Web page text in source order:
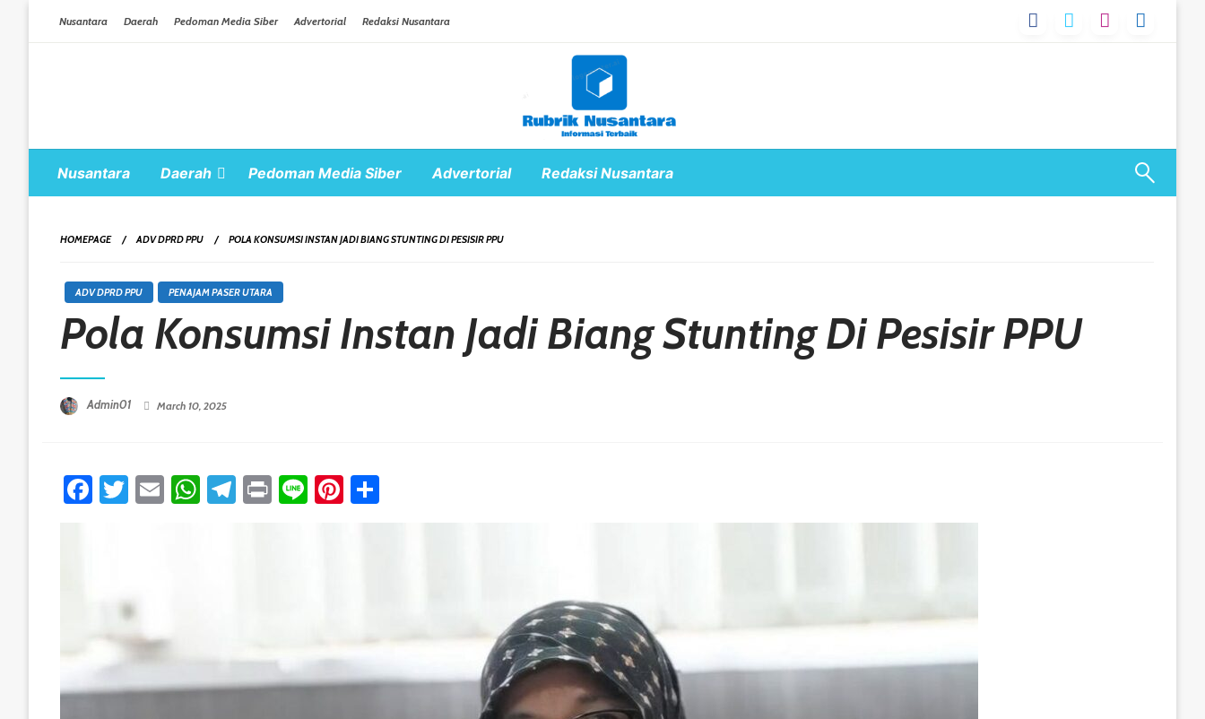
Nusantara Daerah Pedoman Media Siber Advertorial Redaksi Nusantara
Nusantara Daerah Pedoman Media Siber Advertorial Redaksi Nusantara
HOMEPAGE ADV DPRD PPU POLA KONSUMSI INSTAN JADI BIANG STUNTING DI PESISIR PPU
ADV DPRD PPU PENAJAM PASER UTARA
Pola Konsumsi Instan Jadi Biang Stunting Di Pesisir PPU
Admin01 March 10, 2025
Facebook
Twitter
EmailWhatsApp
Telegram
PrintLinePinterest